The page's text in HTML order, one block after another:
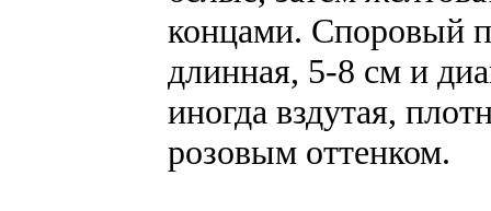
концами. Споровый
длинная, 5-8 см и
иногда вздутая,
розовым оттенком.